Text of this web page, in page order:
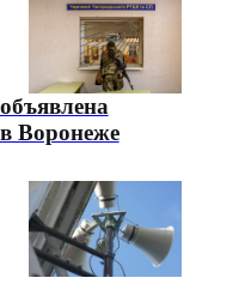
Воронеже